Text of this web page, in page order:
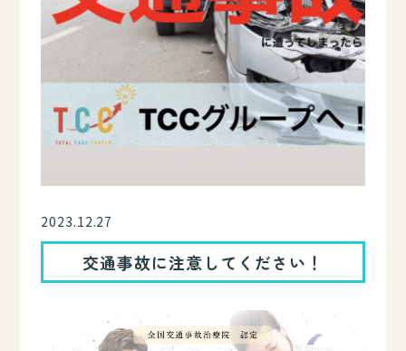
2023.12.27
交通事故に注意してください！